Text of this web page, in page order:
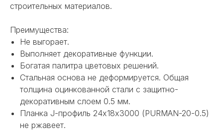
строительных материалов.
Преимущества:
Не выгорает.
Выполняет декоративные функции.
Богатая палитра цветовых решений.
Стальная основа не деформируется. Общая
толщина оцинкованной стали с защитно-
декоративным слоем 0.5 мм.
Планка J-профиль 24х18х3000 (PURMAN-20-0.5)
не ржавеет.
НЕ НАШЛИ НУЖНОЕ